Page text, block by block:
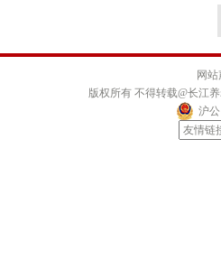
网
版权所有 不得转载@长江
沪公